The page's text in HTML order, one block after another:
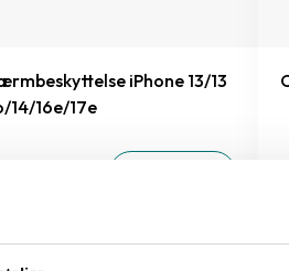
iPhone 13/13
14/16e/17e